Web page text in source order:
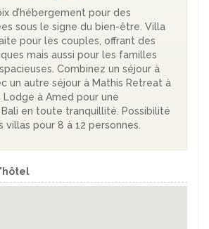
d’hébergement pour des
sous le signe du bien-être. Villa
pour les couples, offrant des
mais aussi pour les familles
Combinez un séjour à
un autre séjour à Mathis Retreat à
Lodge à Amed pour une
en toute tranquillité. Possibilité
villas pour 8 à 12 personnes.